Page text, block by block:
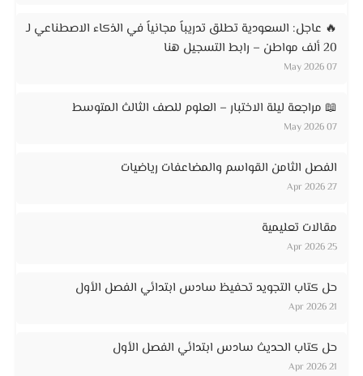
🔥 عاجل: السعودية تطلق تدريباً مجانياً في الذكاء الاصطناعي لـ
20 ألف مواطن – رابط التسجيل هنا
07 May 2026
📖 مراجعة ليلة الاختبار – العلوم للصف الثالث المتوسط
07 May 2026
الفصل الثامن القواسم والمضاعفات رياضيات
27 Apr 2026
مقالات تعليمية
25 Apr 2026
حل كتاب التجويد تحفيظ سادس ابتدائي الفصل الأول
21 Apr 2026
حل كتاب الحديث سادس ابتدائي الفصل الأول
21 Apr 2026